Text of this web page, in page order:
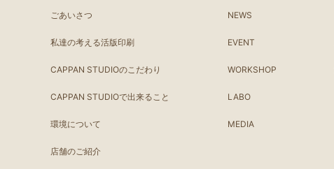
ごあいさつ
私達の考える活版印刷
CAPPAN STUDIOのこだわり
CAPPAN STUDIOで出来ること
環境について
店舗のご紹介
NEWS
EVENT
WORKSHOP
LABO
MEDIA